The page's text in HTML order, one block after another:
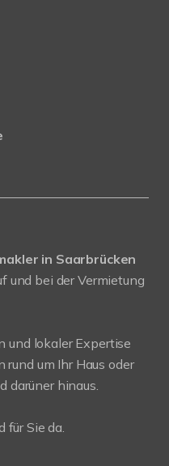
in Saarbrücken
und bei der Vermietung
und lokaler Expertise
um Ihr Haus oder
darüner hinaus.
für Sie da.